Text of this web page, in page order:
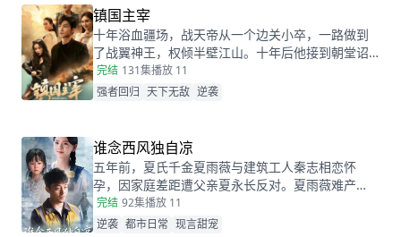
后，狠狠打了那些人的脸！
镇国主宰
十年浴血疆场，战天帝从一个边关小卒，一路做到
了战翼神王，权倾半壁江山。十年后他接到朝堂诏
书，回京述职，终于有机会让当年害自己母亲的仇
人为之付出代价
完结 131集播放 11
强者回归 天下无敌 逆袭
谁念西风独自凉
五年前，夏氏千金夏雨薇与建筑工人秦志相恋怀
孕，因家庭差距遭父亲夏永长反对。夏雨薇难产
时，夏永长借机逼秦志离开，谎称孩子夭折，实则
把孩子小蝶交给秦志。秦志工地事故后失智，父女
完结 92集播放 11
逆袭 都市日常 现言甜宠